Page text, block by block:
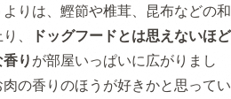
りは、鰹節や椎茸、昆布などの和
、
ドッグフードとは思えないほど
りが部屋いっぱいに広がりまし
の香りのほうが好きかと思ってい